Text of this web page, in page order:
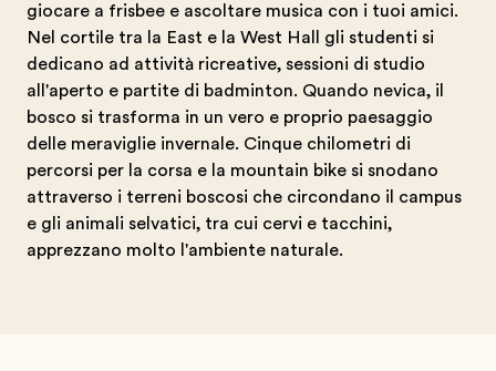
giocare a frisbee e ascoltare musica con i tuoi amici.
Nel cortile tra la East e la West Hall gli studenti si
dedicano ad attività ricreative, sessioni di studio
all'aperto e partite di badminton. Quando nevica, il
bosco si trasforma in un vero e proprio paesaggio
delle meraviglie invernale. Cinque chilometri di
percorsi per la corsa e la mountain bike si snodano
attraverso i terreni boscosi che circondano il campus
e gli animali selvatici, tra cui cervi e tacchini,
apprezzano molto l'ambiente naturale.